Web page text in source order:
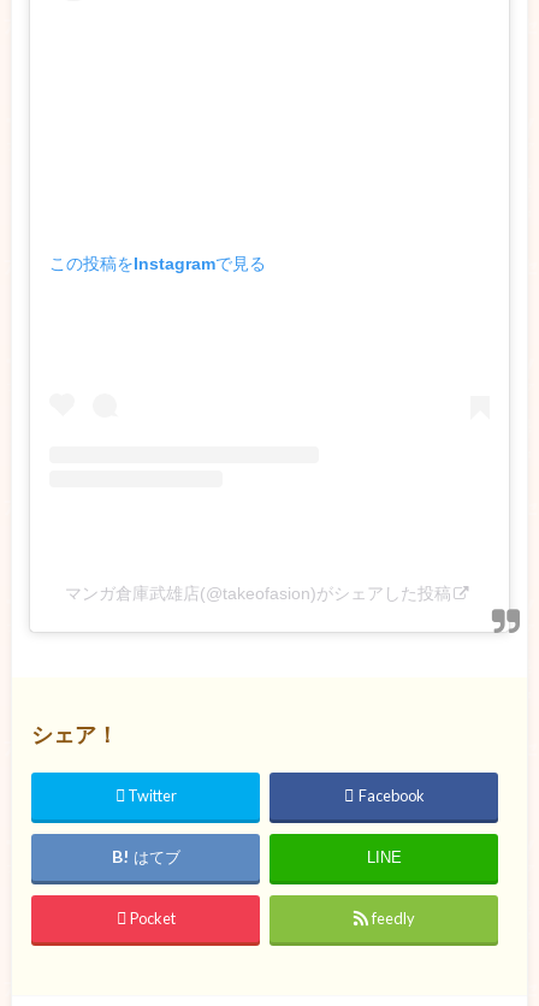
この投稿をInstagramで見る
マンガ倉庫武雄店(@takeofasion)がシェアした投稿
シェア！
Twitter Facebook
はてブ LINE
Pocket feedly